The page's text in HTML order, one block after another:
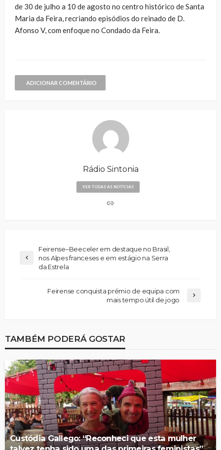
de 30 de julho a 10 de agosto no centro histórico de Santa
Maria da Feira, recriando episódios do reinado de D.
Afonso V, com enfoque no Condado da Feira.
ADICIONAR COMENTÁRIO
Rádio Sintonia
VER TODAS AS NOTÍCIAS
Feirense–Beeceler em destaque no Brasil,
nos Alpes franceses e em estágio na Serra
da Estrela
Feirense conquista prémio de equipa com
mais tempo útil de jogo
TAMBÉM PODERÁ GOSTAR
Custódia Gallego: “Reconheci que esta mulher